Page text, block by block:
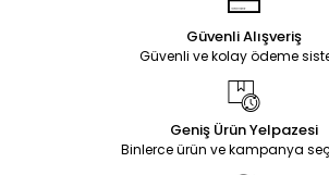
Güvenli Alışveriş
Güvenli ve kolay ödeme
Geniş Ürün Yelpazesi
Binlerce ürün ve kampanya